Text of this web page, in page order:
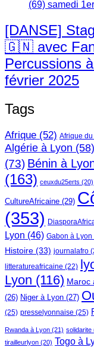
[DANSE]
🇬🇳 avec
Percussions
février 2025
Tags
Afrique (52) Afrique
Algérie à Lyon (58)
(73) Bénin à
(163) ceuxdu25erts (20)
CultureAfricaine (29)
(353)
Lyon (46) Gabon à Lyon
Histoire (33) journalafro
litteratureafricaine (22)
Lyon (116) Maroc
(26) Niger à Lyon (27)
(25) presselyonnaise (25)
Rwanda à Lyon (21) solidarite
tirailleurlyon (20) Togo à